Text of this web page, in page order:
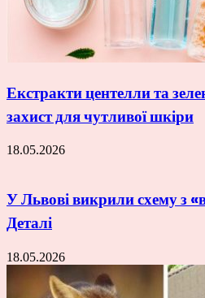
Екстракти центелли та
захист для чутливої шкіри
18.05.2026
У Львові викрили схему з
Деталі
18.05.2026